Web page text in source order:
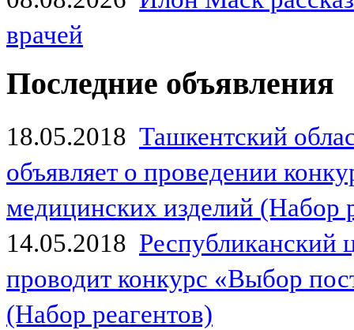
врачей
Последние объявления
18.05.2018 Ташкентский
объявляет о проведении
медицинских изделий (Набор
14.05.2018
проводит конкурс «Выбор
(Набор реагентов)